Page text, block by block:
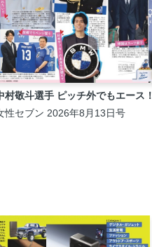
村敬斗選手 ピッチ外でもエース！
性セブン 2026年8月13日号